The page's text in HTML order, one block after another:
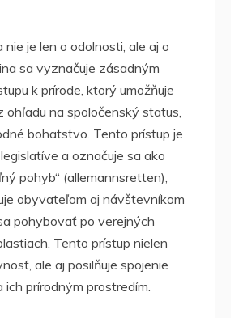
nie je len o odolnosti, ale aj o
sa vyznačuje zásadným
k prírode, ktorý umožňuje
ohľadu na spoločenský status,
bohatstvo. Tento prístup je
a označuje sa ako
pohyb“ (allemannsretten),
obyvateľom aj návštevníkom
pohybovať po verejných
Tento prístup nielen
ale aj posilňuje spojenie
ich prírodným prostredím.